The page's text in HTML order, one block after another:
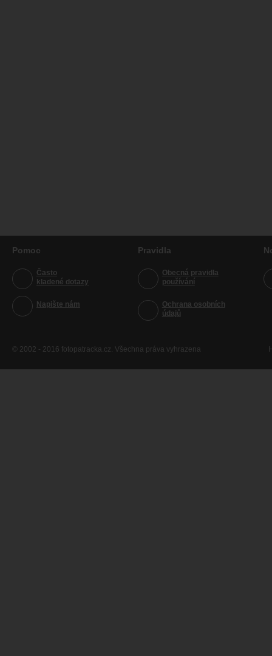
Pomoc
Často
kladené dotazy
Napište nám
Pravidla
Obecná pravidla
používání
Ochrana osobních
údajů
© 2002 - 2016 fotopatracka.cz. Všechna práva vyhrazena